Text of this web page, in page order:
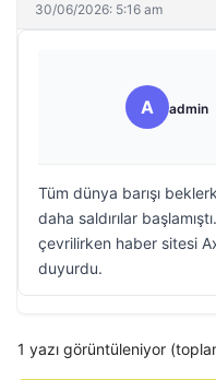
30/06/2026: 5:16 am
A admin
Tüm dünya barışı
daha saldırılar
çevrilirken haber sitesi
duyurdu.
1 yazı görüntüleniyor